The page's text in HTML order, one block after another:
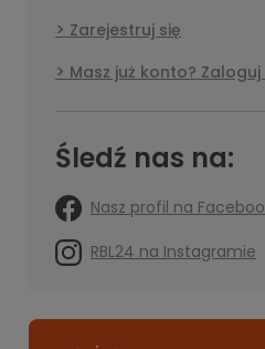
Zarejestruj się
Masz już konto? Zaloguj
Śledź nas na:
Nasz profil na
RBL24 na Instagramie